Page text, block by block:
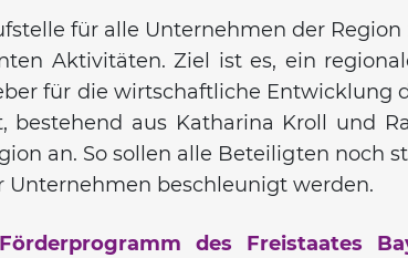
für alle Unternehmen der
Aktivitäten. Ziel ist es, ein
für die wirtschaftliche Entwicklung
bestehend aus Katharina Kroll und
an. So sollen alle Beteiligten noch
Unternehmen beschleunigt werden.
Förderprogramm des Freistaates